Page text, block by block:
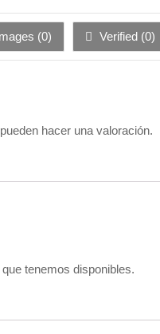
(0) Verified (0)
hacer una valoración.
tenemos disponibles.